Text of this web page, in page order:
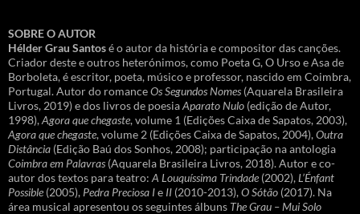
SOBRE O AUTOR
Hélder Grau Santosé o autor da história e compositor das canções.
Criador deste e outros heterónimos, como Poeta G, O Urso e Asa de
Borboleta, é escritor, poeta, músico e professor, nascido em Coimbra,
Portugal. Autor do romanceOs Segundos Nomes (Aquarela Brasileira
Livros, 2019) e dos livros de poesiaAparato Nulo (edição de Autor,
1998),Agora que chegaste, volume 1 (Edições Caixa de Sapatos, 2003),
Agora que chegaste, volume 2 (Edições Caixa de Sapatos, 2004),Outra
Distância (Edição Baú dos Sonhos, 2008); participação na antologia
Coimbra em Palavras (Aquarela Brasileira Livros, 2018). Autor e co-
autor dos textos para teatro: A Louquíssima Trindade (2002),L’Énfant
Possible (2005), Pedra Preciosa Ie II (2010-2013),O Sótão (2017). Na
área musical apresentou os seguintes álbuns The Grau – Mui Solo